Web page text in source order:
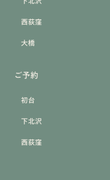
西荻窪
大橋
ご予約
初台
下北沢
西荻窪